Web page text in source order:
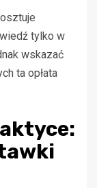
tylko w
wskazać
ta opłata